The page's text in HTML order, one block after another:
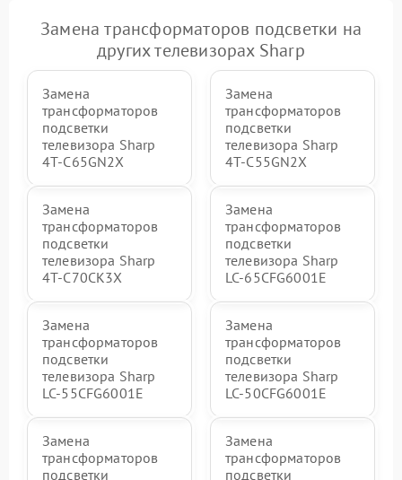
Замена трансформаторов подсветки на
других телевизорах Sharp
Замена
трансформаторов
подсветки
телевизора Sharp
4T-C65GN2X
Замена
трансформаторов
подсветки
телевизора Sharp
4T-C55GN2X
Замена
трансформаторов
подсветки
телевизора Sharp
4T-C70CK3X
Замена
трансформаторов
подсветки
телевизора Sharp
LC-65CFG6001E
Замена
трансформаторов
подсветки
телевизора Sharp
LC-55CFG6001E
Замена
трансформаторов
подсветки
телевизора Sharp
LC-50CFG6001E
Замена
трансформаторов
подсветки
Замена
трансформаторов
подсветки